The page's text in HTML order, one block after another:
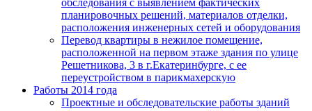
обследования с выявлением фактических
планировочных решений, материалов отделки,
расположения инженерных сетей и оборудования
Перевод квартиры в нежилое помещение,
расположенной на первом этаже здания по улице
Решетникова, 3 в г.Екатеринбурге, с ее
переустройством в парикмахерскую
Работы 2014 года
Проектные и обследовательские работы зданий